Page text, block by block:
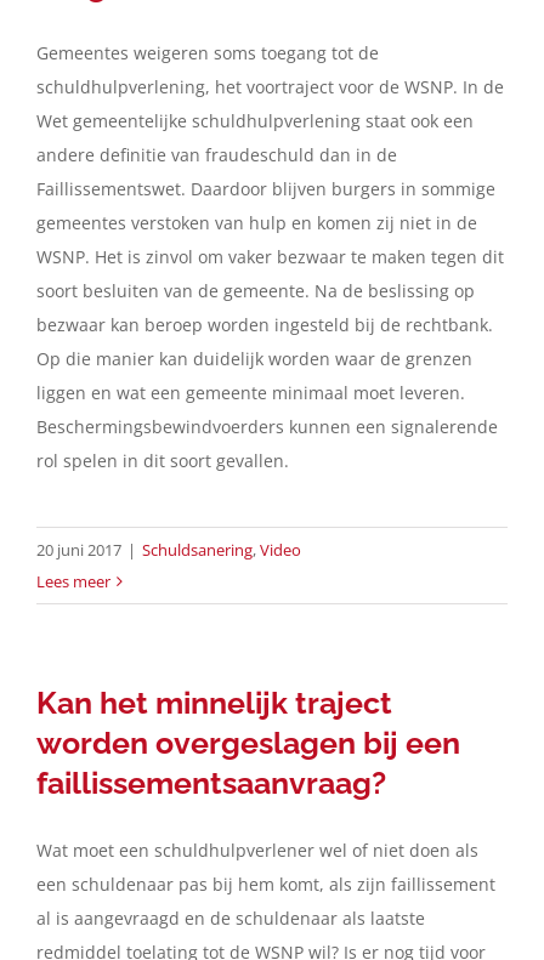
Gemeentes weigeren soms toegang tot de
schuldhulpverlening, het voortraject voor de WSNP. In de
Wet gemeentelijke schuldhulpverlening staat ook een
andere definitie van fraudeschuld dan in de
Faillissementswet. Daardoor blijven burgers in sommige
gemeentes verstoken van hulp en komen zij niet in de
WSNP. Het is zinvol om vaker bezwaar te maken tegen dit
soort besluiten van de gemeente. Na de beslissing op
bezwaar kan beroep worden ingesteld bij de rechtbank.
Op die manier kan duidelijk worden waar de grenzen
liggen en wat een gemeente minimaal moet leveren.
Beschermingsbewindvoerders kunnen een signalerende
rol spelen in dit soort gevallen.
20 juni 2017 | Schuldsanering,Video
Lees meer
Kan het minnelijk traject
worden overgeslagen bij een
faillissementsaanvraag?
Wat moet een schuldhulpverlener wel of niet doen als
een schuldenaar pas bij hem komt, als zijn faillissement
al is aangevraagd en de schuldenaar als laatste
redmiddel toelating tot de WSNP wil? Is er nog tijd voor